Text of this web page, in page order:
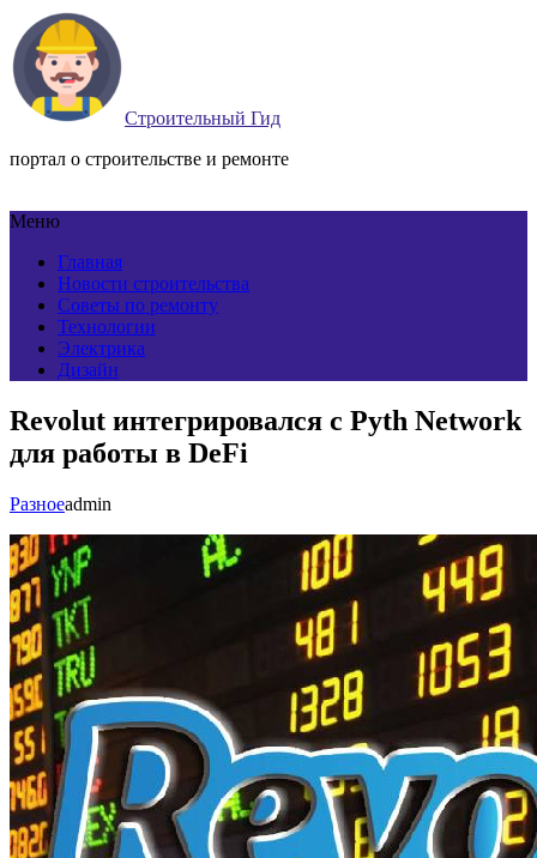
Строительный Гид
портал о строительстве и ремонте
Меню
Главная
Новости строительства
Советы по ремонту
Технологии
Электрика
Дизайн
Revolut интегрировался с Pyth Network
для работы в DeFi
Разноеadmin